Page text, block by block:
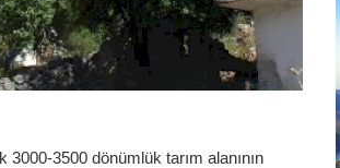
3500 dönümlük tarım alanının